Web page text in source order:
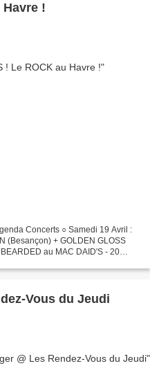
au Havre !
○ Samedi 19 Avril :
(Besançon) + GOLDEN GLOSS
au MAC DAID'S - 20
https://www.facebook.com/events/469207299847670/ ○...
Vous du Jeudi